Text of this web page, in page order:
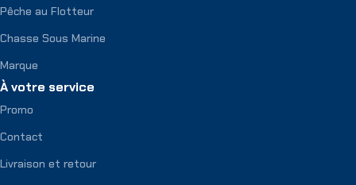
Pêche au Flotteur
Chasse Sous Marine
Marque
À votre service
Promo
Contact
Livraison et retour